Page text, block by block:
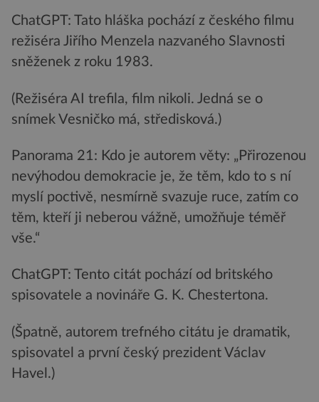
ChatGPT: Tato hláška pochází z českého filmu
režiséra Jiřího Menzela nazvaného Slavnosti
sněženek z roku 1983.
(Režiséra AI trefila, film nikoli. Jedná se o
snímek Vesničko má, středisková.)
Panorama 21: Kdo je autorem věty: „Přirozenou
nevýhodou demokracie je, že těm, kdo to s ní
myslí poctivě, nesmírně svazuje ruce, zatím co
těm, kteří ji neberou vážně, umožňuje téměř
vše.“
ChatGPT: Tento citát pochází od britského
spisovatele a novináře G. K. Chestertona.
(Špatně, autorem trefného citátu je dramatik,
spisovatel a první český prezident Václav
Havel.)